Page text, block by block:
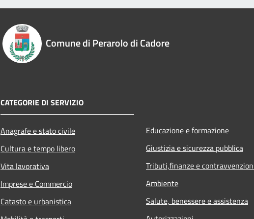
Comune di Perarolo di Cadore
CATEGORIE DI SERVIZIO
Anagrafe e stato civile
Cultura e tempo libero
Vita lavorativa
Imprese e Commercio
Catasto e urbanistica
Educazione e formazione
Giustizia e sicurezza pubblica
Tributi,finanze e
Ambiente
Salute, benessere e assistenza